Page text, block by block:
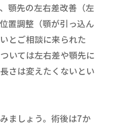
顎先の左右差改善（左
置調整（顎が引っ込ん
とご相談に来られた
いては左右差や顎先に
さは変えたくないとい
ましょう。術後は7か